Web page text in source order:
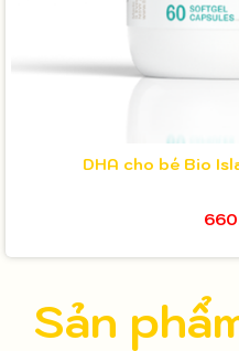
DHA cho bé Bio
Sản